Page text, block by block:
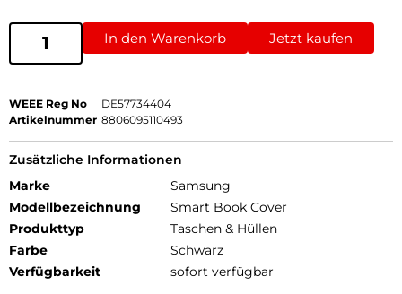
In den Warenkorb Jetzt kaufen
WEEE Reg No
DE57734404
Artikelnummer 8806095110493
Zusätzliche Informationen
Marke
Samsung
Modellbezeichnung
Smart Book Cover
Produkttyp
Taschen & Hüllen
Farbe
Schwarz
Verfügbarkeit
sofort verfügbar